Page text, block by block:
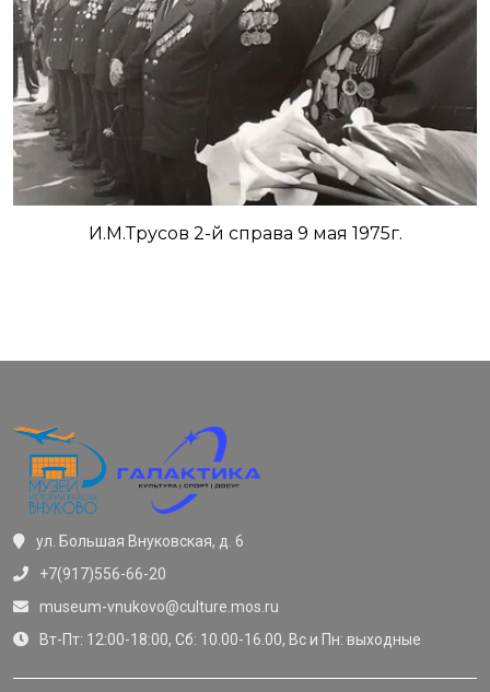
И.М.Трусов 2-й справа 9 мая 1975г.
ул. Большая Внуковская, д. 6
+7(917)556-66-20
museum-vnukovo@culture.mos.ru
Вт-Пт: 12:00-18:00, Сб: 10.00-16.00, Вс и Пн: выходные